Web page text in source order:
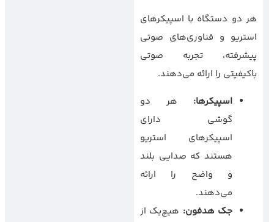
هر دو دستگاه با اسپیکرهای
استریو و فناوری‌های صوتی
پیشرفته، تجربه صوتی
باکیفیتی را ارائه می‌دهند.
اسپیکرها: هر دو
گوشی دارای
اسپیکرهای استریو
هستند که صدایی بلند
و واضح را ارائه
می‌دهند.
جک هدفون: هیچ‌یک از